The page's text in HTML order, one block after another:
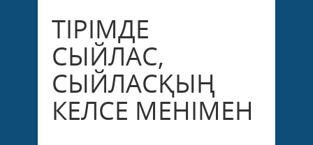
ТІРІМДЕ
СЫЙЛАС,
СЫЙЛАСҚЫҢ
КЕЛСЕ МЕНІМЕН